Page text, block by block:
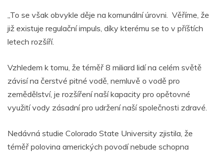
„To se však obvykle děje na komunální úrovni. Věříme, že
již existuje regulační impuls, díky kterému se to v příštích
letech rozšíří.
Vzhledem k tomu, že téměř 8 miliard lidí na celém světě
závisí na čerstvé pitné vodě, nemluvě o vodě pro
zemědělství, je rozšíření naší kapacity pro opětovné
využití vody zásadní pro udržení naší společnosti zdravé.
Nedávná studie Colorado State University zjistila, že
téměř polovina amerických povodí nebude schopna